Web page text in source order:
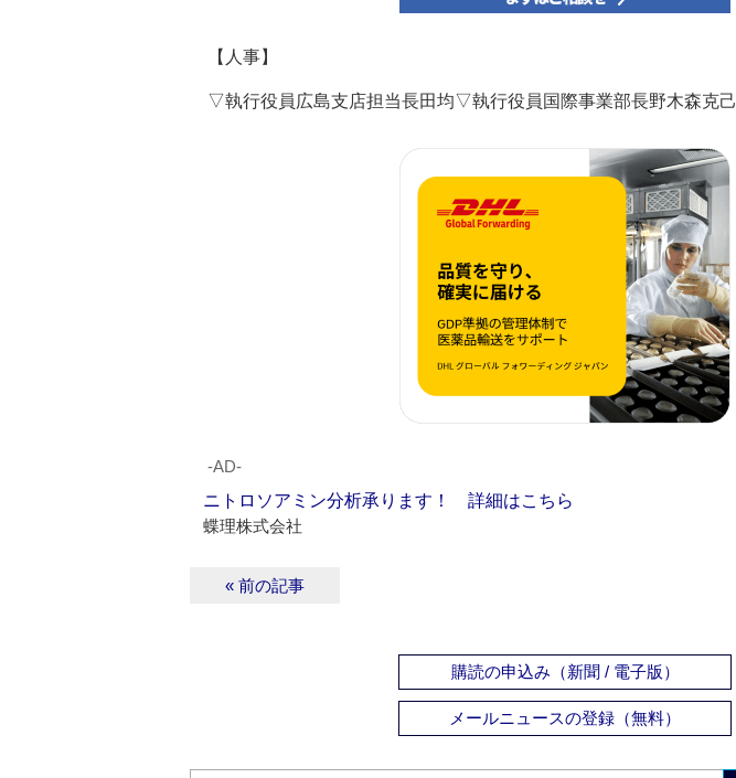
【人事】
▽執行役員広島支店担当長田均▽執行役員国際事業部長野木森克己
‐AD‐
ニトロソアミン分析承ります！ 詳細はこちら
蝶理株式会社
« 前の記事
購読の申込み（新聞 / 電子版）
メールニュースの登録（無料）